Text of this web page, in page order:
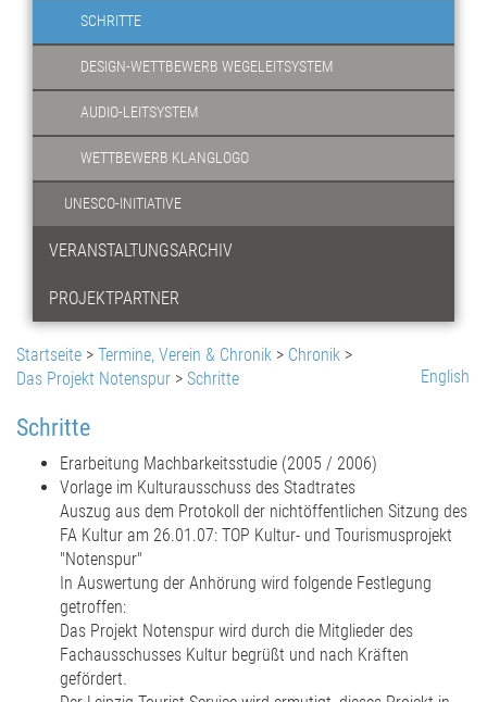
SCHRITTE
DESIGN-WETTBEWERB WEGELEITSYSTEM
AUDIO-LEITSYSTEM
WETTBEWERB KLANGLOGO
UNESCO-INITIATIVE
VERANSTALTUNGSARCHIV
PROJEKTPARTNER
Startseite > Termine, Verein & Chronik > Chronik >
Das Projekt Notenspur > Schritte English
Schritte
Erarbeitung Machbarkeitsstudie (2005 / 2006)
Vorlage im Kulturausschuss des Stadtrates
Auszug aus dem Protokoll der nichtöffentlichen Sitzung des
FA Kultur am 26.01.07: TOP Kultur- und Tourismusprojekt
"Notenspur"
In Auswertung der Anhörung wird folgende Festlegung
getroffen:
Das Projekt Notenspur wird durch die Mitglieder des
Fachausschusses Kultur begrüßt und nach Kräften
gefördert.